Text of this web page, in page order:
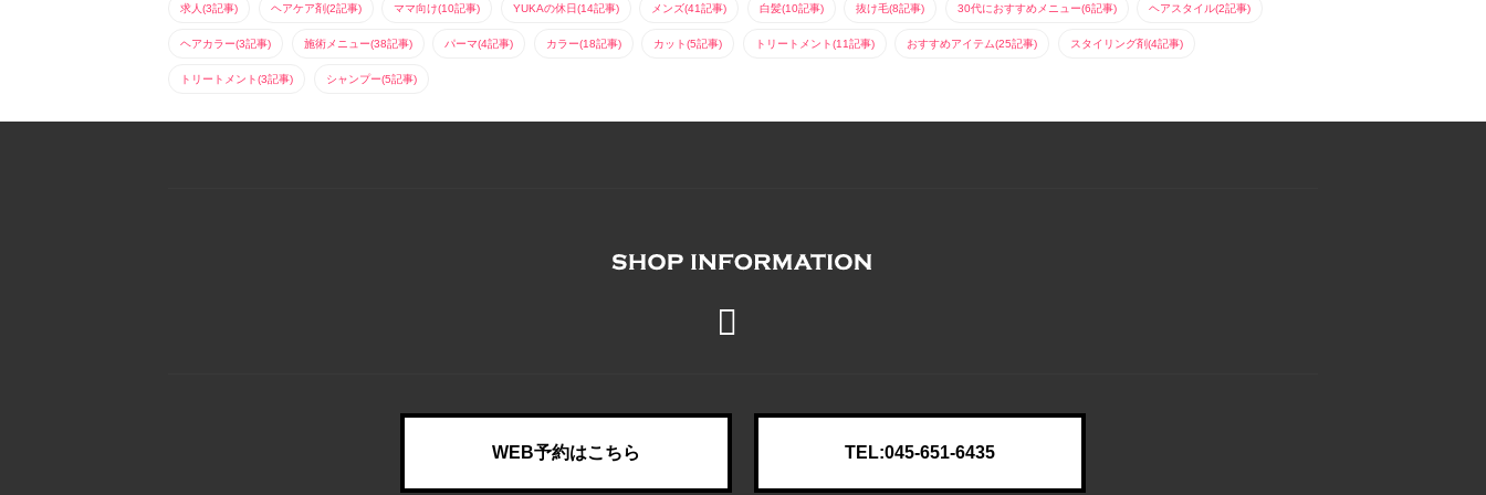
求人(3記事) ヘアケア剤(2記事) ママ向け(10記事) YUKAの休日(14記事) メンズ(41記事) 白髪(10記事) 抜け毛(8記事) 30代におすすめメニュー(6記事) ヘアスタイル(2記事)
ヘアカラー(3記事) 施術メニュー(38記事) パーマ(4記事) カラー(18記事) カット(5記事) トリートメント(11記事) おすすめアイテム(25記事) スタイリング剤(4記事)
トリートメント(3記事) シャンプー(5記事)
WEB予約はこちら TEL:045-651-6435